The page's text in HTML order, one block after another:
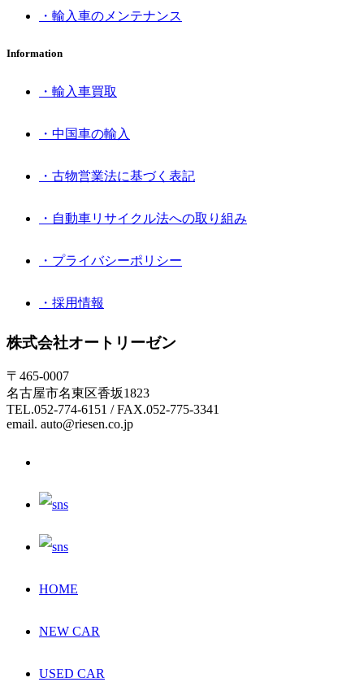
・輸入車のメンテナンス
Information
・輸入車買取
・中国車の輸入
・古物営業法に基づく表記
・自動車リサイクル法への取り組み
・プライバシーポリシー
・採用情報
株式会社オートリーゼン
〒465-0007
名古屋市名東区香坂1823
TEL.052-774-6151 / FAX.052-775-3341
email. auto@riesen.co.jp
HOME
NEW CAR
USED CAR